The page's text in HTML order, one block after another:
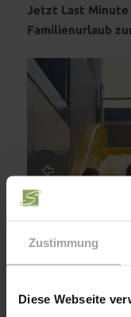
Zustimmung
Diese Webseite
Jetzt Last
Familienurlaub